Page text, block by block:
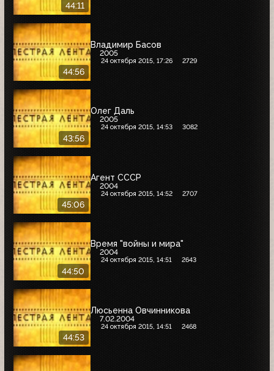
44:11
44:56
Владимир Басов
2005
24 октября 2015, 17:26 2729
43:56
Олег Даль
2005
24 октября 2015, 14:53 3082
45:06
Агент СССР
2004
24 октября 2015, 14:52 2707
44:50
Время "войны и мира"
2004
24 октября 2015, 14:51 2643
44:53
Люсьенна Овчинникова
7.02.2004
24 октября 2015, 14:51 2468